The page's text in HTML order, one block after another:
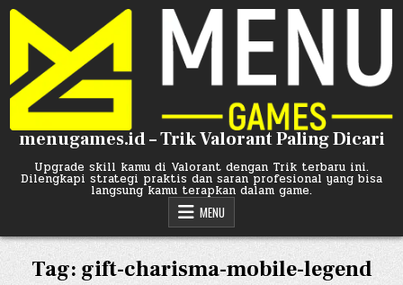
Skip
content
menugames.id – Trik Valorant Paling Dicari
Upgrade skill kamu di Valorant dengan Trik terbaru ini.
Dilengkapi strategi praktis dan saran profesional yang bisa
langsung kamu terapkan dalam game.
MENU
Tag: gift-charisma-mobile-legend